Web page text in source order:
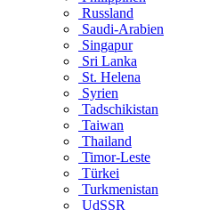
Russland
Saudi-Arabien
Singapur
Sri Lanka
St. Helena
Syrien
Tadschikistan
Taiwan
Thailand
Timor-Leste
Türkei
Turkmenistan
UdSSR